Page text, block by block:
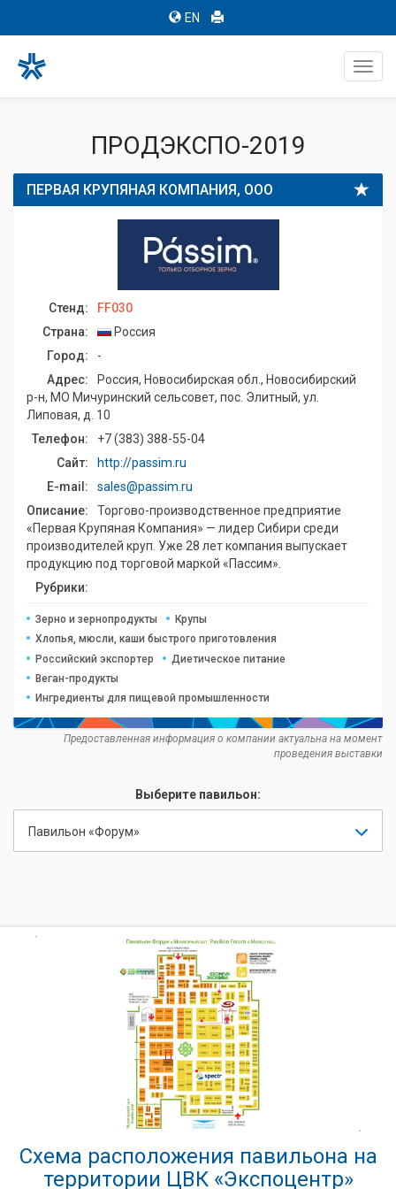
EN
ПРОДЭКСПО-2019
ПЕРВАЯ КРУПЯНАЯ КОМПАНИЯ, ООО
Стенд:
FF030
Страна:
Россия
Город:
-
Адрес:
Россия, Новосибирская обл., Новосибирский
р-н, МО Мичуринский сельсовет, пос. Элитный, ул.
Липовая, д. 10
Телефон:
+7 (383) 388-55-04
Сайт:
http://passim.ru
E-mail:
sales@passim.ru
Описание:
Торгово-производственное предприятие
«Первая Крупяная Компания» — лидер Сибири среди
производителей круп. Уже 28 лет компания выпускает
продукцию под торговой маркой «Пассим».
Рубрики:
Зерно и зернопродукты
Крупы
Хлопья, мюсли, каши быстрого приготовления
Российский экспортер
Диетическое питание
Веган-продукты
Ингредиенты для пищевой промышленности
Предоставленная информация о компании актуальна на момент
проведения выставки
Выберите павильон:
Павильон «Форум»
Схема расположения павильона на
территории ЦВК «Экспоцентр»